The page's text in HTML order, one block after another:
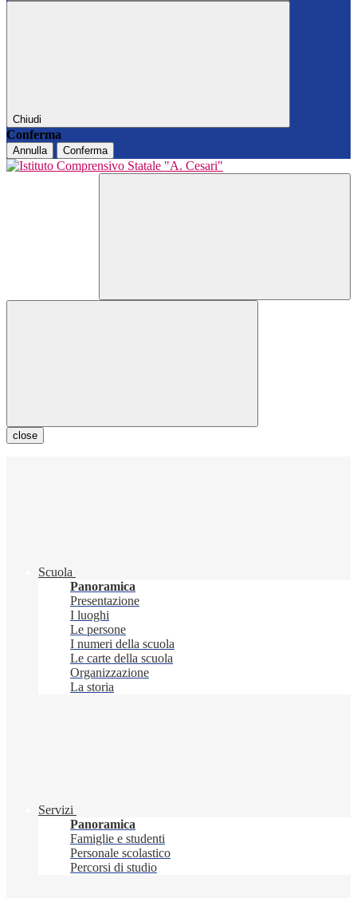
Chiudi
Conferma
Annulla Conferma
close
Scuola
Panoramica
Presentazione
I luoghi
Le persone
I numeri della scuola
Le carte della scuola
Organizzazione
La storia
Servizi
Panoramica
Famiglie e studenti
Personale scolastico
Percorsi di studio